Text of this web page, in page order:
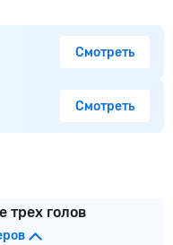
Смотреть
Смотреть
трех голов